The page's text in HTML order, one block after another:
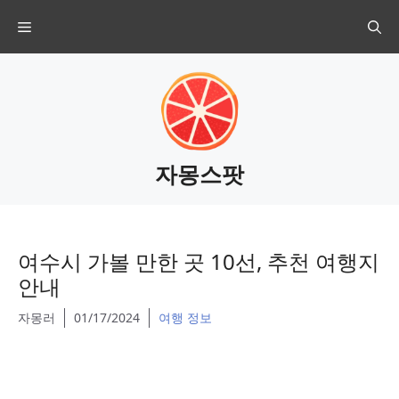
content
Menu
자몽스팟
여수시 가볼 만한 곳 10선, 추천 여행지
안내
자몽러 01/17/2024 여행 정보